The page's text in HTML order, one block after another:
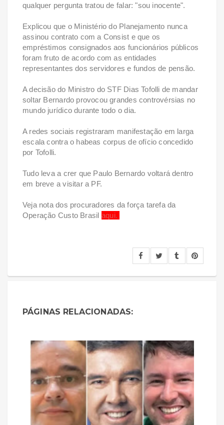
qualquer pergunta tratou de falar: "sou inocente".
Explicou que o Ministério do Planejamento nunca
assinou contrato com a Consist e que os
empréstimos consignados aos funcionários públicos
foram fruto de acordo com as entidades
representantes dos servidores e fundos de pensão.
A decisão do Ministro do STF Dias Tofolli de mandar
soltar Bernardo provocou grandes controvérsias no
mundo jurídico durante todo o dia.
A redes sociais registraram manifestação em larga
escala contra o habeas corpus de ofício concedido
por Tofolli.
Tudo leva a crer que Paulo Bernardo voltará dentro
em breve a visitar a PF.
Veja nota dos procuradores da força tarefa da
Operação Custo Brasil aqui.
PÁGINAS RELACIONADAS: